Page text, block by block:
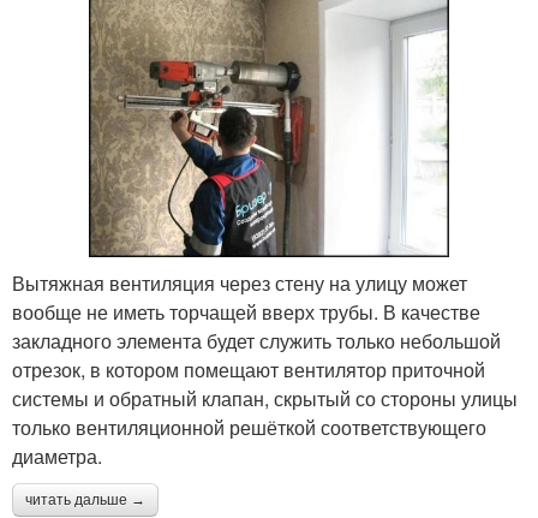
Вытяжная вентиляция через стену на улицу может
вообще не иметь торчащей вверх трубы. В качестве
закладного элемента будет служить только небольшой
отрезок, в котором помещают вентилятор приточной
системы и обратный клапан, скрытый со стороны улицы
только вентиляционной решёткой соответствующего
диаметра.
читать дальше →